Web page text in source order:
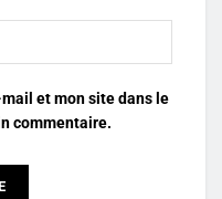
et mon site dans le
commentaire.